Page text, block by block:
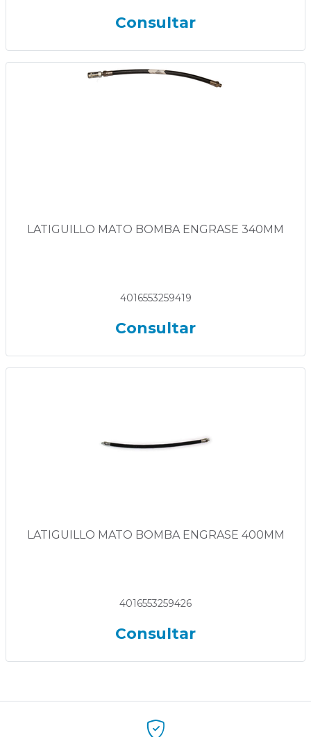
Consultar
LATIGUILLO MATO BOMBA ENGRASE 340MM
4016553259419
Consultar
LATIGUILLO MATO BOMBA ENGRASE 400MM
4016553259426
Consultar